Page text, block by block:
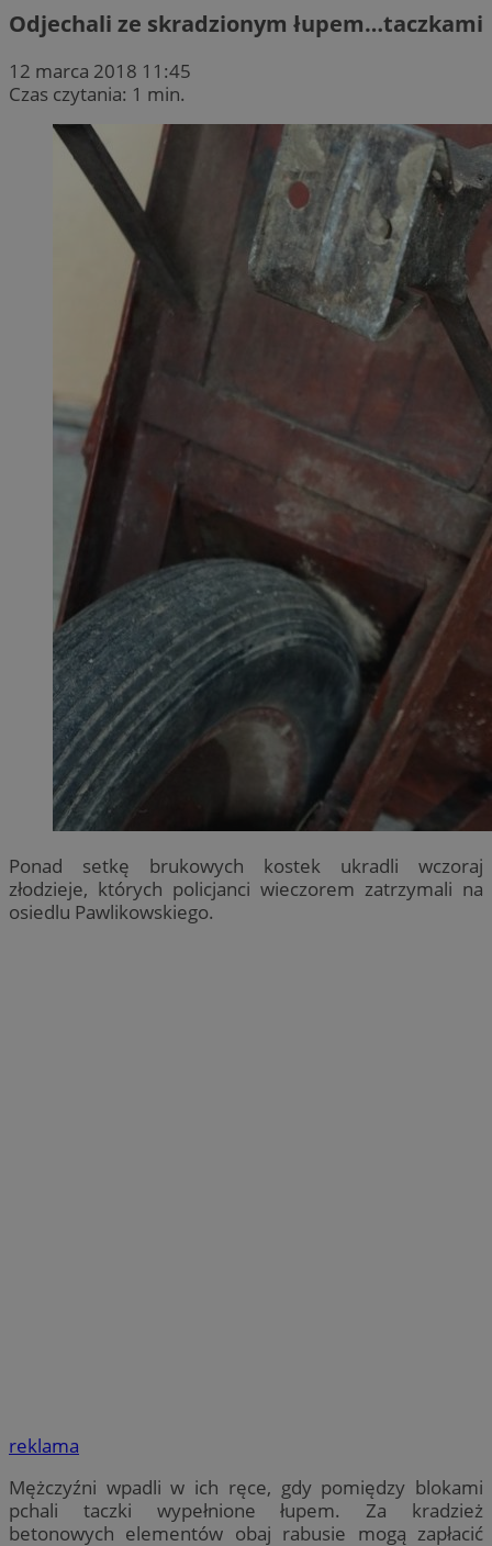
Odjechali ze skradzionym łupem…taczkami
12 marca 2018 11:45
Czas czytania: 1 min.
Ponad setkę brukowych kostek ukradli wczoraj
złodzieje, których policjanci wieczorem zatrzymali na
osiedlu Pawlikowskiego.
reklama
Mężczyźni wpadli w ich ręce, gdy pomiędzy blokami
pchali taczki wypełnione łupem. Za kradzież
betonowych elementów obaj rabusie mogą zapłacić